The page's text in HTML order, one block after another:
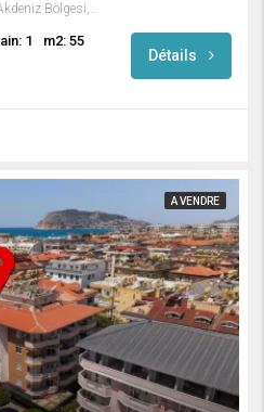
Oba Mahallesi, Alanya, Antalya, Akdeniz Bölgesi, 07460, Türkiye
1
m2: 55
Détails
A VENDRE